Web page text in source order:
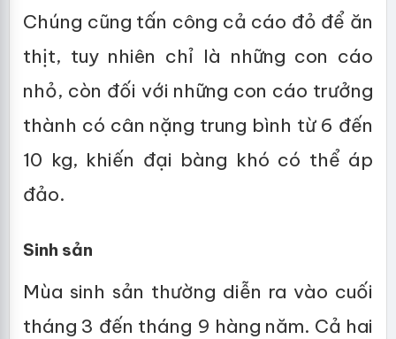
Chúng cũng tấn công cả cáo đỏ để ăn
thịt, tuy nhiên chỉ là những con cáo
nhỏ, còn đối với những con cáo trưởng
thành có cân nặng trung bình từ 6 đến
10 kg, khiến đại bàng khó có thể áp
đảo.
Sinh sản
Mùa sinh sản thường diễn ra vào cuối
tháng 3 đến tháng 9 hàng năm. Cả hai